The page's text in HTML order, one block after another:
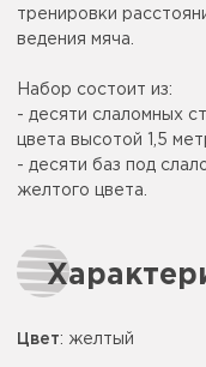
тренировки
ведения мяча.
Набор состоит из:
- десяти слаломных
цвета высотой 1,5
- десяти баз под
желтого цвета.
Цвет: желтый